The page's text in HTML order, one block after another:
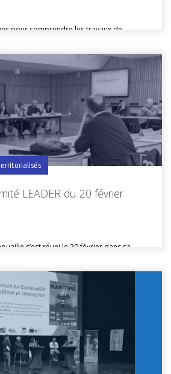
pour comprendre les travaux de
cette rubrique LIRE LA SUITE
LEADER du 20 février
s’est réuni le 20 février dans sa
cette rubrique